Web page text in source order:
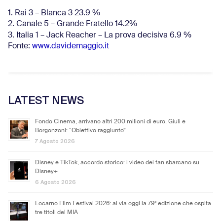
1. Rai 3 – Blanca 3 23.9 %
2. Canale 5 – Grande Fratello 14.2%
3. Italia 1 – Jack Reacher – La prova decisiva 6.9 %
Fonte: www.davidemaggio.it
LATEST NEWS
Fondo Cinema, arrivano altri 200 milioni di euro. Giuli e
Borgonzoni: “Obiettivo raggiunto”
7 Agosto 2026
Disney e TikTok, accordo storico: i video dei fan sbarcano su
Disney+
6 Agosto 2026
Locarno Film Festival 2026: al via oggi la 79ª edizione che ospita
tre titoli del MIA